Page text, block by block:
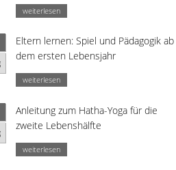
weiterlesen
Eltern lernen: Spiel und Pädagogik ab
dem ersten Lebensjahr
weiterlesen
Anleitung zum Hatha-Yoga für die
zweite Lebenshälfte
weiterlesen